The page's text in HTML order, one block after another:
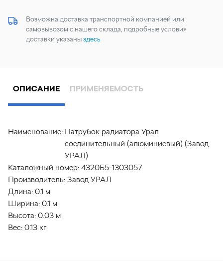
Возможна доставка транспортной компанией или
самовывозом с нашего склада, подробные условия
доставки указаныздесь
ОПИСАНИЕ ПРИМЕНЯЕМОСТЬ
Наименование: Патрубок радиатора Урал
соединительный (алюминиевый) (Завод
УРАЛ)
Каталожный номер: 4320Б5-1303057
Производитель: Завод УРАЛ
Длина: 0.1 м
Ширина: 0.1 м
Высота: 0.03 м
Вес: 0.13 кг